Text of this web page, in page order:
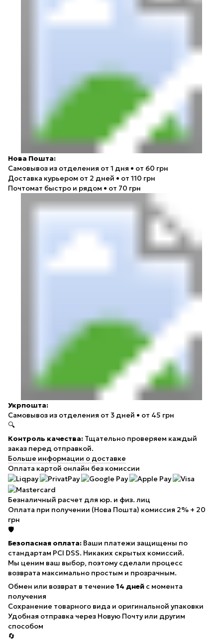
Нова Пошта:
Самовывоз из отделения от 1 дня • от 60 грн
Доставка курьером от 2 дней • от 110 грн
Почтомат быстро и рядом • от 70 грн
Укрпошта:
Самовывоз из отделения от 3 дней • от 45 грн
🔍
Контроль качества: Тщательно проверяем каждый
заказ перед отправкой.
Больше информации о доставке
Оплата картой онлайн без комиссии
Безналичный расчет для юр. и физ. лиц
Оплата при получении (Нова Пошта) комиссия 2% + 20
грн
🛡️
Безопасная оплата: Ваши платежи защищены по
стандартам PCI DSS. Никаких скрытых комиссий.
Мы ценим ваш выбор, поэтому сделали процесс
возврата максимально простым и прозрачным.
Обмен или возврат в течение 14 дней с момента
получения
Сохранение товарного вида и оригинальной упаковки
Удобная отправка через Новую Почту или другим
способом
🔄